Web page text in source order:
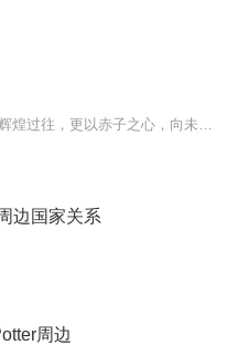
边国家关系
周边